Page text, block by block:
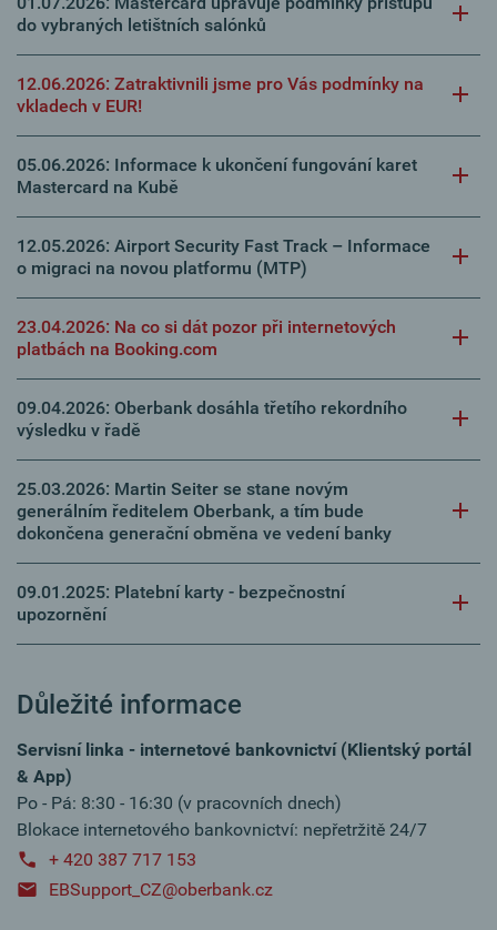
do vybraných letištních salónků
12.06.2026: Zatraktivnili jsme pro Vás podmínky na
vkladech v EUR!
05.06.2026: Informace k ukončení fungování karet
Mastercard na Kubě
12.05.2026: Airport Security Fast Track – Informace
o migraci na novou platformu (MTP)
23.04.2026: Na co si dát pozor při internetových
platbách na Booking.com
09.04.2026: Oberbank dosáhla třetího rekordního
výsledku v řadě
25.03.2026: Martin Seiter se stane novým
generálním ředitelem Oberbank, a tím bude
dokončena generační obměna ve vedení banky
09.01.2025: Platební karty - bezpečnostní
upozornění
Důležité informace
Servisní linka - internetové bankovnictví (Klientský portál
& App)
Po - Pá: 8:30 - 16:30 (v pracovních dnech)
Blokace internetového bankovnictví: nepřetržitě 24/7
+ 420 387 717 153
EBSupport_CZ@oberbank.cz